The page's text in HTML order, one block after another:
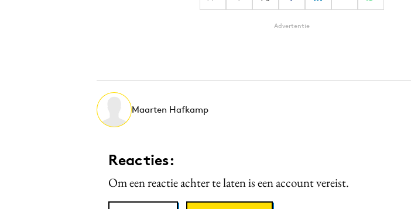
Advertentie
Maarten Hafkamp
Reacties:
Om een reactie achter te laten is een account vereist.